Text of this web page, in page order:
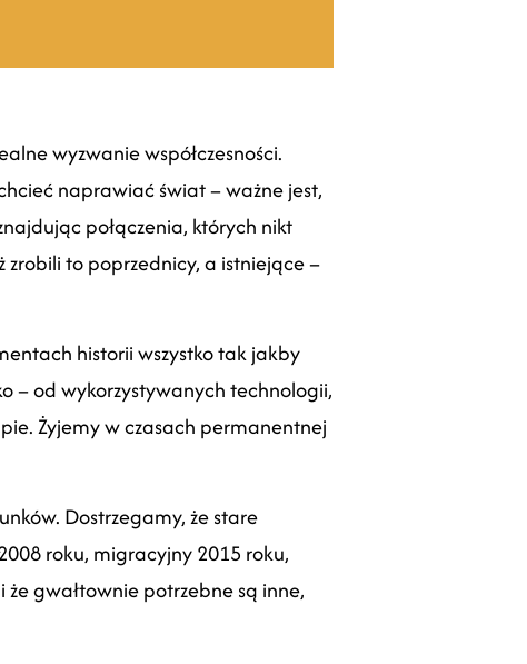
wyzwanie współczesności.
naprawiać świat – ważne jest,
połączenia, których nikt
to poprzednicy, a istniejące –
historii wszystko tak jakby
– od wykorzystywanych technologii,
Żyjemy w czasach permanentnej
Dostrzegamy, że stare
roku, migracyjny 2015 roku,
że gwałtownie potrzebne są inne,